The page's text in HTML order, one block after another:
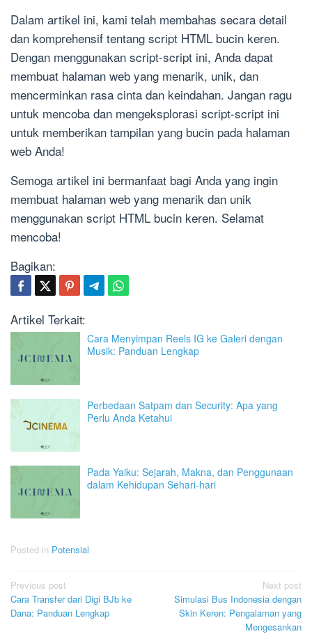
Dalam artikel ini, kami telah membahas secara detail
dan komprehensif tentang script HTML bucin keren.
Dengan menggunakan script-script ini, Anda dapat
membuat halaman web yang menarik, unik, dan
mencerminkan rasa cinta dan keindahan. Jangan ragu
untuk mencoba dan mengeksplorasi script-script ini
untuk memberikan tampilan yang bucin pada halaman
web Anda!
Semoga artikel ini bermanfaat bagi Anda yang ingin
membuat halaman web yang menarik dan unik
menggunakan script HTML bucin keren. Selamat
mencoba!
Bagikan:
Artikel Terkait:
Cara Menyimpan Reels IG ke Galeri dengan
Musik: Panduan Lengkap
Perbedaan Satpam dan Security: Apa yang
Perlu Anda Ketahui
Pada Yaiku: Sejarah, Makna, dan Penggunaan
dalam Kehidupan Sehari-hari
Posted in Potensial
Post
navigation
Previous post
Cara Transfer dari Digi BJb ke
Dana: Panduan Lengkap
Next post
Simulasi Bus Indonesia dengan
Skin Keren: Pengalaman yang
Mengesankan